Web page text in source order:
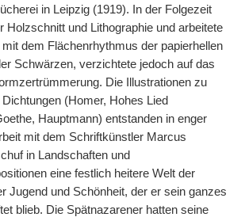
in Leipzig (1919). In der Folgezeit
Holzschnitt und Lithographie und arbeitete
dem Flächenrhythmus der papierhellen
Schwärzen, verzichtete jedoch auf das
Die Illustrationen zu
Dichtungen (Homer, Hohes Lied
Hauptmann) entstanden in enger
mit dem Schriftkünstler Marcus
in Landschaften und
eine festlich heitere Welt der
Jugend und Schönheit, der er sein ganzes
blieb. Die Spätnazarener hatten seine